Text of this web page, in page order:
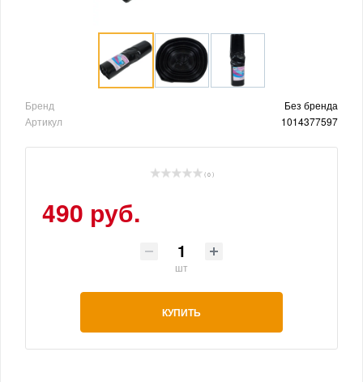
Бренд
Без бренда
Артикул
1014377597
( 0 )
490 руб.
шт
КУПИТЬ